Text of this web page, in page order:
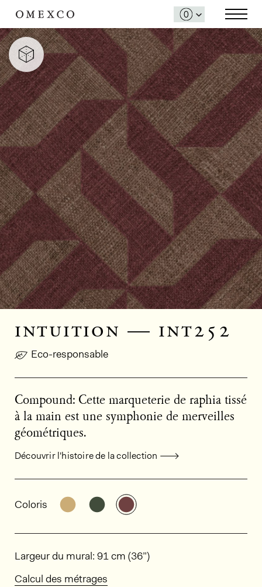
intuition — int252
Eco-responsable
Compound: Cette marqueterie de raphia tissé
à la main est une symphonie de merveilles
géométriques.
Découvrir l'histoire de la collection
Informations générales sur le
Coloris Découvrir d'autres variantes: INT251
Découvrir d'autres variantes:
Découvrir d'autres
Dimensions
Largeur du mural: 91 cm (36”)
Calcul des métrages